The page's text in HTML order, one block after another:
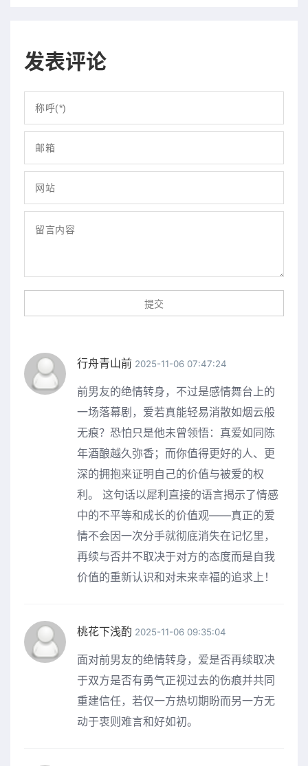
发表评论
行舟青山前2025-11-06 07:47:24
前男友的绝情转身，不过是感情舞台上的
一场落幕剧，爱若真能轻易消散如烟云般
无痕？恐怕只是他未曾领悟：真爱如同陈
年酒酿越久弥香；而你值得更好的人、更
深的拥抱来证明自己的价值与被爱的权
利。 这句话以犀利直接的语言揭示了情感
中的不平等和成长的价值观——真正的爱
情不会因一次分手就彻底消失在记忆里，
再续与否并不取决于对方的态度而是自我
价值的重新认识和对未来幸福的追求上！
桃花下浅酌 2025-11-06 09:35:04
面对前男友的绝情转身，爱是否再续取决
于双方是否有勇气正视过去的伤痕并共同
重建信任，若仅一方热切期盼而另一方无
动于衷则难言和好如初。